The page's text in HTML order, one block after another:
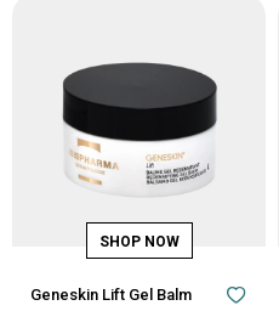
Geneskin Lift Gel Balm